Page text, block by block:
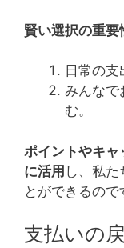
賢い選択の重要
日常の支
みんなで
む。
ポイントやキャ
に活用 し、私た
とができるので
支払いの